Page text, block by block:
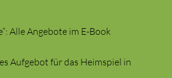
Alle Angebote im E-Book
Aufgebot für das Heimspiel in